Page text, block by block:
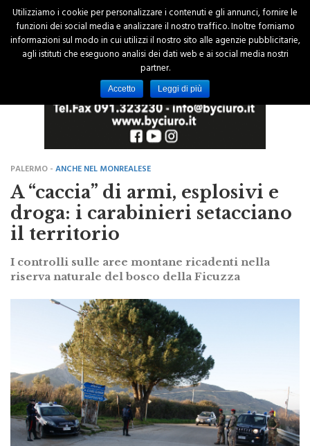
PALERMO -ANCHE NEL MONREALESE
A “caccia” di armi, esplosivi e
droga: i carabinieri setacciano
il territorio
I controlli sulle aree montane ricadenti nella
riserva naturale del bosco della Ficuzza
Utilizziamo i cookie per personalizzare i contenuti e gli annunci, fornire le
funzioni dei social media e analizzare il nostro traffico. Inoltre forniamo
informazioni sul modo in cui utilizzi il nostro sito alle agenzie pubblicitarie,
agli istituti che eseguono analisi dei dati web e ai social media nostri
partner.
Accetto Leggi di più